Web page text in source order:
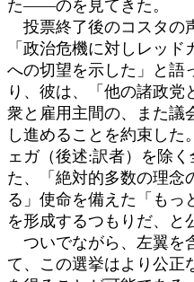
た――のを見てきた。
投票終了後のコスタの
「政治危機に対しレッ
への切望を示した」と語
り、彼は、「他の諸政党
衆と雇用主間の、また議
し進めることを約束した
ェガ（後述:訳者）を除
た、「絶対的多数の理念
る」使命を備えた「もっ
を形成するつもりだ、と
ついでながら、左翼を
て、この選挙はより公正